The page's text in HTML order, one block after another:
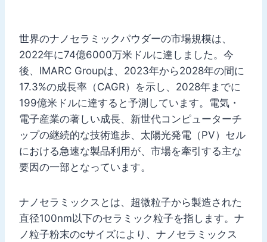
世界のナノセラミックパウダーの市場規模は、
2022年に74億6000万米ドルに達しました。今
後、IMARC Groupは、2023年から2028年の間に
17.3%の成長率（CAGR）を示し、2028年までに
199億米ドルに達すると予測しています。電気・
電子産業の著しい成長、新世代コンピューターチ
ップの継続的な技術進歩、太陽光発電（PV）セル
における急速な製品利用が、市場を牽引する主な
要因の一部となっています。
ナノセラミックスとは、超微粒子から製造された
直径100nm以下のセラミック粒子を指します。ナ
ノ粒子粉末のcサイズにより、ナノセラミックス